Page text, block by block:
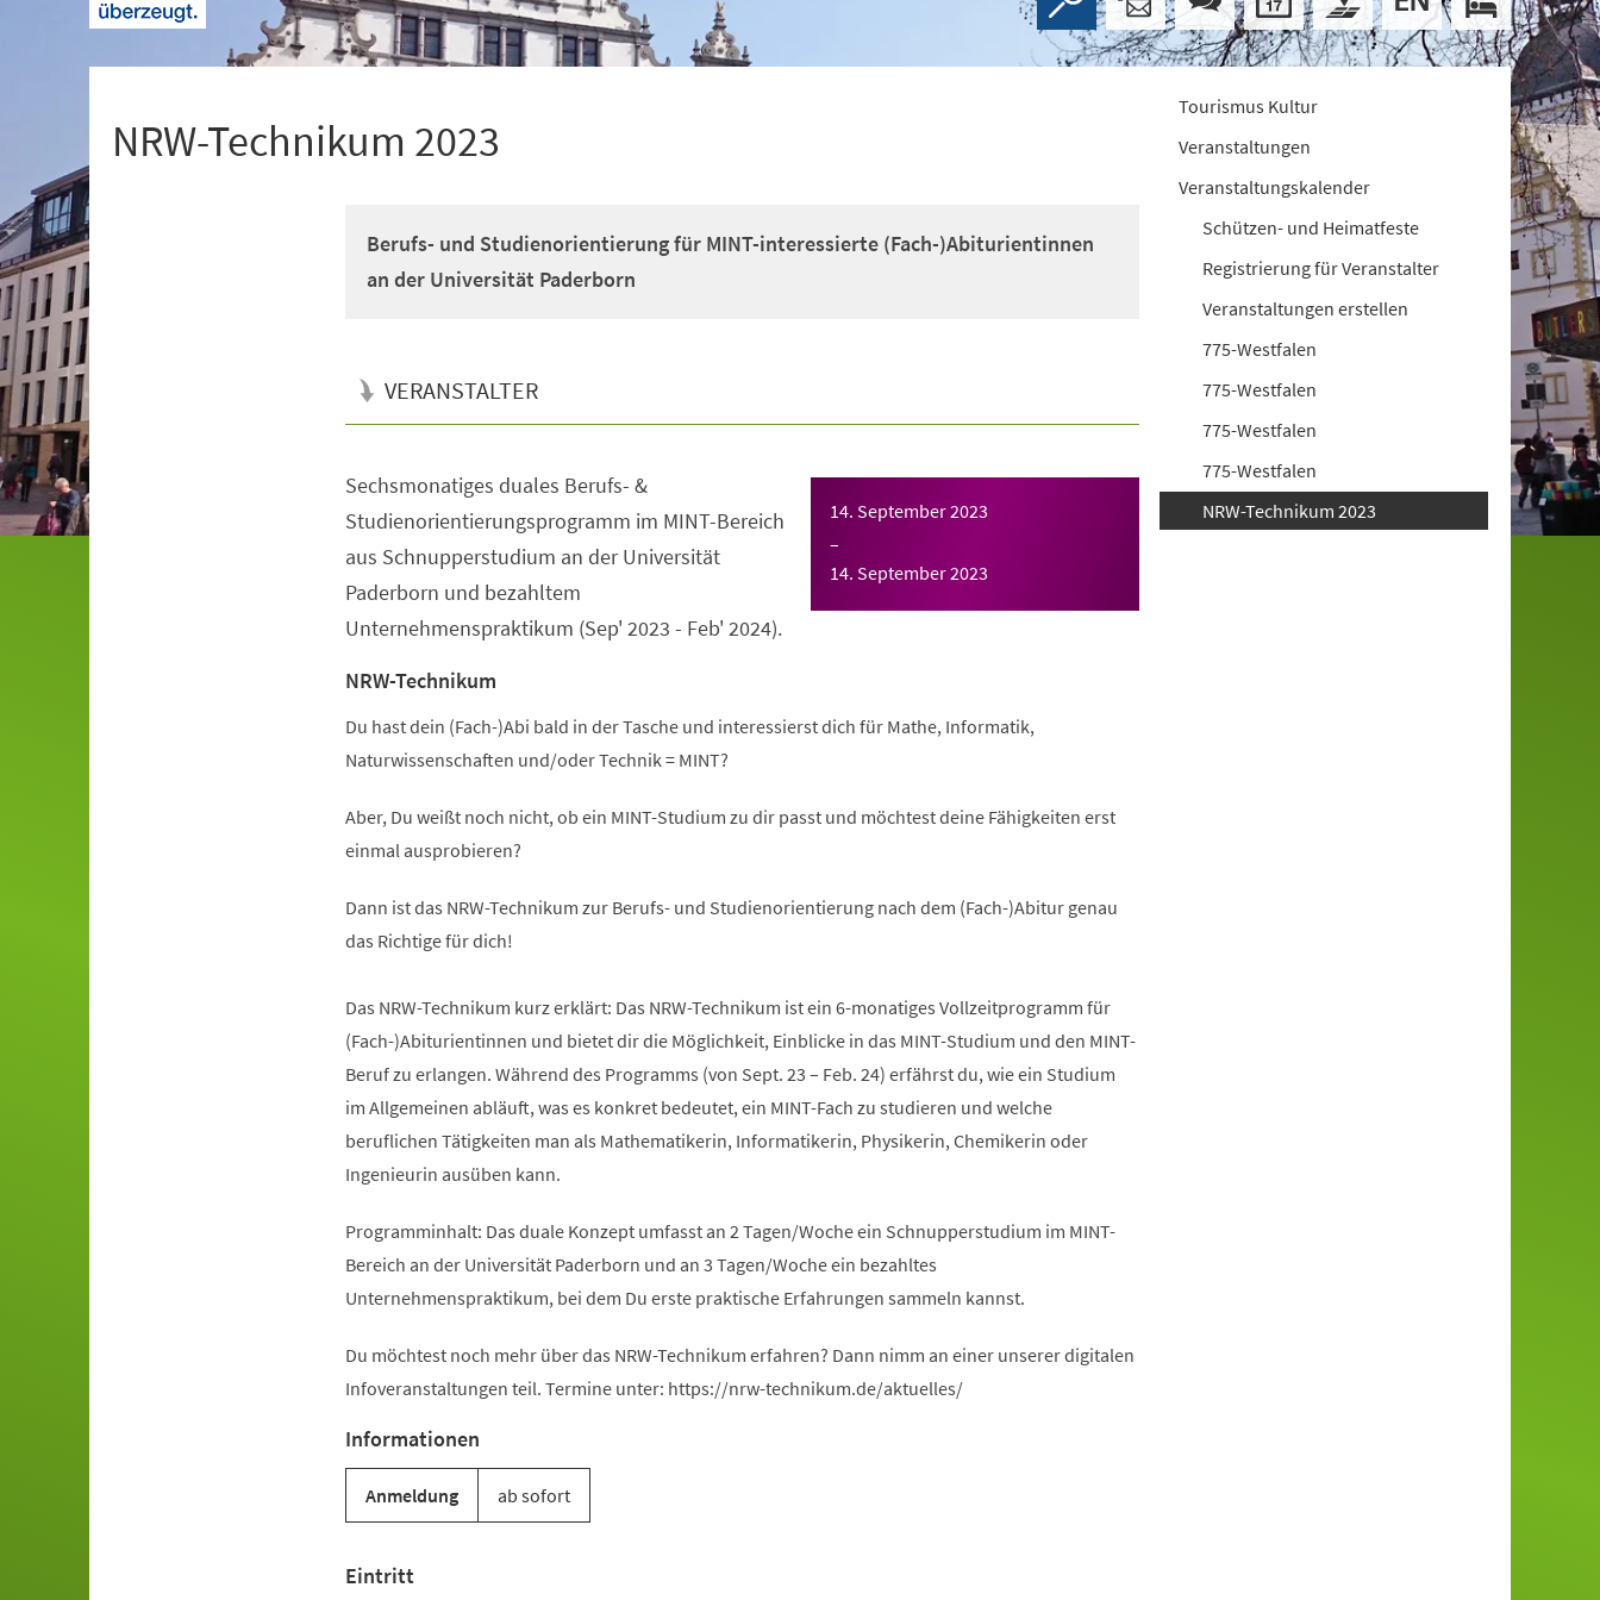
NRW-Technikum 2023
Berufs- und Studienorientierung für MINT-interessierte (Fach-)Abiturientinnen
an der Universität Paderborn
VERANSTALTER
14. September 2023
–
14. September 2023
Sechsmonatiges duales Berufs- &
Studienorientierungsprogramm im MINT-Bereich
aus Schnupperstudium an der Universität
Paderborn und bezahltem
Unternehmenspraktikum (Sep' 2023 - Feb' 2024).
NRW-Technikum
Du hast dein (Fach-)Abi bald in der Tasche und interessierst dich für Mathe, Informatik,
Naturwissenschaften und/oder Technik = MINT?
Aber, Du weißt noch nicht, ob ein MINT-Studium zu dir passt und möchtest deine Fähigkeiten erst
einmal ausprobieren?
Dann ist das NRW-Technikum zur Berufs- und Studienorientierung nach dem (Fach-)Abitur genau
das Richtige für dich!
Das NRW-Technikum kurz erklärt: Das NRW-Technikum ist ein 6-monatiges Vollzeitprogramm für
(Fach-)Abiturientinnen und bietet dir die Möglichkeit, Einblicke in das MINT-Studium und den MINT-
Beruf zu erlangen. Während des Programms (von Sept. 23 – Feb. 24) erfährst du, wie ein Studium
im Allgemeinen abläuft, was es konkret bedeutet, ein MINT-Fach zu studieren und welche
beruflichen Tätigkeiten man als Mathematikerin, Informatikerin, Physikerin, Chemikerin oder
Ingenieurin ausüben kann.
Programminhalt: Das duale Konzept umfasst an 2 Tagen/Woche ein Schnupperstudium im MINT-
Bereich an der Universität Paderborn und an 3 Tagen/Woche ein bezahltes
Unternehmenspraktikum, bei dem Du erste praktische Erfahrungen sammeln kannst.
Du möchtest noch mehr über das NRW-Technikum erfahren? Dann nimm an einer unserer digitalen
Infoveranstaltungen teil. Termine unter: https://nrw-technikum.de/aktuelles/
Informationen
Anmeldung ab sofort
Eintritt
Tourismus Kultur
Veranstaltungen
Veranstaltungskalender
Schützen- und Heimatfeste
Registrierung für Veranstalter
Veranstaltungen erstellen
775-Westfalen
775-Westfalen
775-Westfalen
775-Westfalen
NRW-Technikum 2023